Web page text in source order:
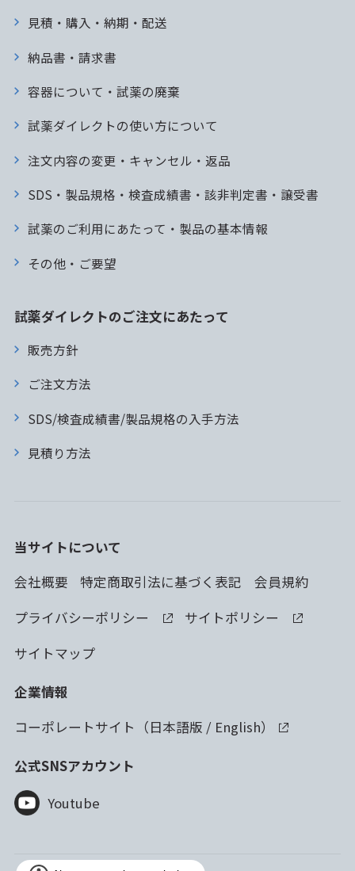
見積・購入・納期・配送
納品書・請求書
容器について・試薬の廃棄
試薬ダイレクトの使い方について
注文内容の変更・キャンセル・返品
SDS・製品規格・検査成績書・該非判定書・譲受書
試薬のご利用にあたって・製品の基本情報
その他・ご要望
試薬ダイレクトのご注文にあたって
販売方針
ご注文方法
SDS/検査成績書/製品規格の入手方法
見積り方法
当サイトについて
会社概要
特定商取引法に基づく表記
会員規約
プライバシーポリシー
サイトポリシー
サイトマップ
企業情報
コーポレートサイト（日本語版 / English）
公式SNSアカウント
Youtube